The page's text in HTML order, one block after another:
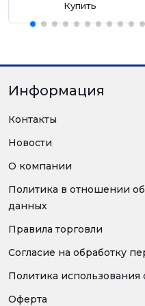
Купить
Информация
Контакты
Новости
О компании
Политика в отношении
данных
Правила торговли
Согласие на обработку
Политика использования
Оферта